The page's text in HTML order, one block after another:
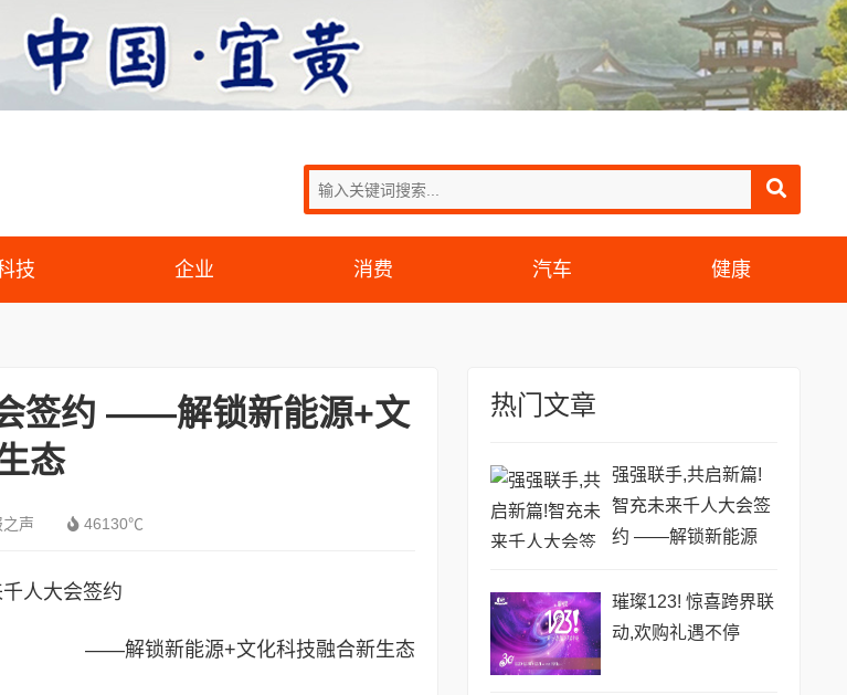
技 企业 消费 汽车 健康
签约 ——解锁新能源+文
态
声 46130℃
人大会签约
——解锁新能源+文化科技融合新生态
热门文章
强强联手,共启新篇!
智充未来千人大会签
约 ——解锁新能源
态
璀璨123! 惊喜跨界联
动,欢购礼遇不停